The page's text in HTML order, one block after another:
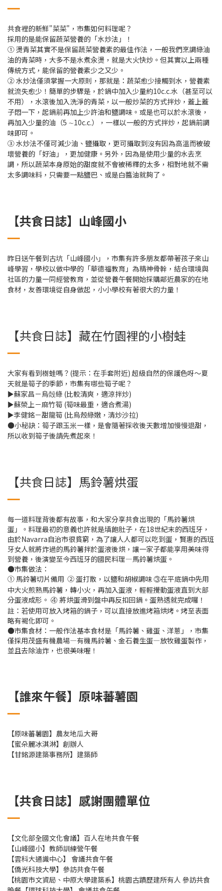
共食裡的新鮮"菜菜"，市集如何料理呢？
採用的是能保留蔬菜營養的「水炒法」！
① 燙青菜其實不是保留蔬菜營養素的最佳作法，一般我們烹調綠油
油的青菜時，大多不是水煮汆燙，就是大火快炒。但其實以上兩種
傳統方式，能保留的營養素少之又少。
② 水炒法僅須掌握一大原則，那就是：蔬菜愈少接觸到水，營養素
就流失愈少！簡單的步驟是，於鍋中加入少量約10c.c.水（甚至可以
不用），水滾後加入洗淨的青菜，以一般炒菜的方式拌炒，蓋上蓋
子悶一下，起鍋前再加上少許油和鹽調味。或是也可以於水滾後，
再加入少量的油（5 ∼10c.c.），一樣以一般的方式拌炒，起鍋前調
味即可。
③ 水炒法不僅可減少油、鹽攝取，更可攝取到沒有因為高溫而被破
壞營養的「好油」，更加健康。另外，因為是使用少量的水去烹
調，所以蔬菜本身原始的甜度就不會被稀釋的太多，相對地就不需
太多調味料，只需要一點鹽巴、或是白醬油就夠了。
【共食日誌】山峰國小
昨日送午餐到古坑「山峰國小」，市集有許多朋友都帶著孩子來山
峰學習，學校以做中學的「華德福教育」為精神骨幹，結合環境與
社區的力量一同經營教育，並從營養午餐開始採購鄰近農家的在地
食材，友善環境從自身做起，小小學校有著很大的力量！
【共食日誌】藏在竹園裡的小樹蛙
大家有看到樹蛙嗎？(提示：在手套附近) 超級自然的保護色呀～夏
天就是筍子的季節，市集有哪些筍子呢？
►蘇家昌－烏殻綠 (比較清爽，適涼拌炒)
►蘇榮上－麻竹筍 (筍味最重，適合煮湯)
►李健銘－甜龍筍 (比烏殼綠嫩，清炒沙拉)
●小秘訣：筍子跟玉米一樣，是會隨著採收後天數增加慢慢退甜，
所以收到筍子後請先煮起來！
【共食日誌】馬鈴薯烘蛋
每一道料理背後都有故事，和大家分享共食出現的「馬鈴薯烘
蛋」。料理最初的意義也許就是填飽肚子，在18世紀末的西班牙，
由於Navarra自治市很貧窮，為了讓人人都可以吃到蛋，賢惠的西班
牙女人就將炸過的馬鈴薯拌於蛋液後烘，讓一家子都能享用美味得
到營養，後演變至今西班牙的國民料理—馬鈴薯烘蛋。
●市集做法：
① 馬鈴薯切片備用 ② 蛋打散，以鹽和胡椒調味 ③在平底鍋中先用
中大火煎熟馬鈴薯，轉小火，再加入蛋液，輕輕攪動蛋液直到大部
分蛋液成形。 ④ 將烘蛋滑到盤中再反扣回鍋。蛋熟透就完成囉！
註：若使用可放入烤箱的鍋子，可以直接放進烤箱烘烤。烤至表面
略有褐化即可。
●市集食材：一般作法基本食材是「馬鈴薯、雞蛋、洋蔥」，市集
僅採用茂盛有機農場—有機馬鈴薯、金石養生蛋—放牧雞蛋製作，
並且去除油炸，也很美味喔！
【誰來午餐】原味蕃薯園
【原味蕃薯園】農友地瓜大哥
【蜜朵麗冰淇淋】創辦人
【甘銘源建築事務所】建築師
【共食日誌】感謝團體單位
【文化部全國文化會議】百人在地共食午餐
【山峰國小】教師訓練營午餐
【雲科大通識中心】 會議共食午餐
【僑光科技大學】參訪共食午餐
【桃園市文資局、中原大學建築系】桃園古蹟歷建所有人 參訪共食